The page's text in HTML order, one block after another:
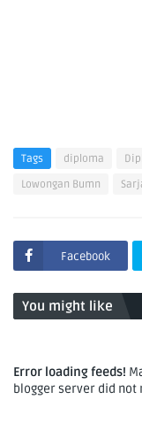
Tags diploma
Lowongan Bumn
Facebook
You might like
Error loading feeds!
blogger server did not